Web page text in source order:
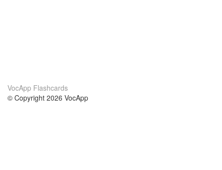
VocApp Flashcards
© Copyright 2026 VocApp